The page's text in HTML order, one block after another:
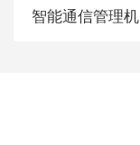
智能通信管理机